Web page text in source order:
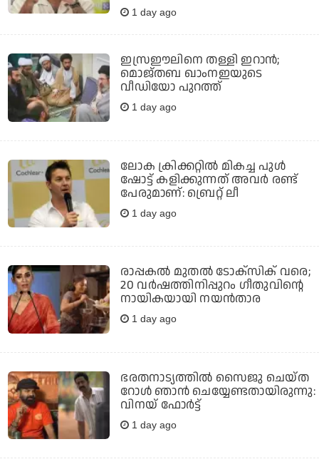
1 day ago
ഇസ്രഈലിനെ തള്ളി ഇറാന്‍;
മൊജ്തബ ഖാംനഇയുടെ
വീഡിയോ പുറത്ത്
1 day ago
ലോക ക്രിക്കറ്റില്‍ മികച്ച പുള്‍
ഷോട്ട് കളിക്കുന്നത് അവര്‍ രണ്ട്
പേരുമാണ്: ബ്രെറ്റ് ലീ
1 day ago
രാപ്പകൽ മുതൽ ടോക്സിക് വരെ;
20 വർഷത്തിനിപ്പുറം ഗീതുവിന്റെ
നായികയായി നയൻതാര
1 day ago
ഭരതനാട്യത്തിൽ സൈജു ചെയ്ത
റോൾ ഞാൻ ചെയ്യേണ്ടതായിരുന്നു:
വിനയ് ഫോർട്ട്
1 day ago